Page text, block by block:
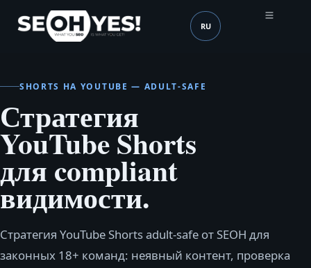
SEOH Язык (mobile header)
RU
SHORTS НА YOUTUBE — ADULT-SAFE
Стратегия
YouTube Shorts
для compliant
видимости.
Стратегия YouTube Shorts adult-safe от SEOH для
законных 18+ команд: неявный контент, проверка